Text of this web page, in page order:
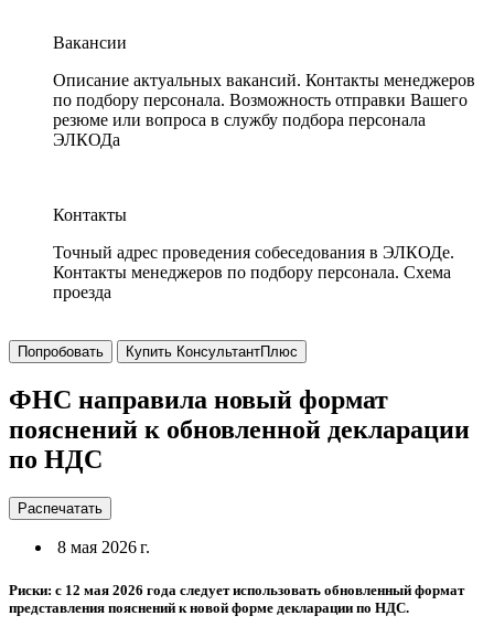
Вакансии
Описание актуальных вакансий. Контакты менеджеров
по подбору персонала. Возможность отправки Вашего
резюме или вопроса в службу подбора персонала
ЭЛКОДа
Контакты
Точный адрес проведения собеседования в ЭЛКОДе.
Контакты менеджеров по подбору персонала. Схема
проезда
Попробовать Купить КонсультантПлюс
ФНС направила новый формат
пояснений к обновленной декларации
по НДС
Распечатать
8 мая 2026 г.
Риски: с 12 мая 2026 года следует использовать обновленный формат
представления пояснений к новой форме декларации по НДС.